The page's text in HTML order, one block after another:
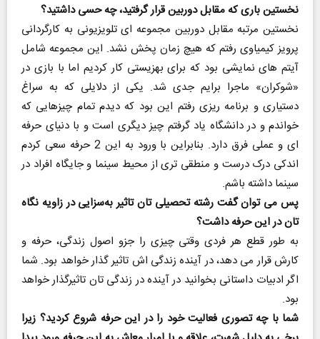
نخستین باری که مقابل دوربین قرار گرفتید، چه حسی داشتید؟
نخستین مرتبه مقابل دوربین مجموعه ای تلویزیونی به کارگردانی
پرویز کیمیاوی رفتم که هیچ زمان پخش نشد. این مجموعه شامل
آیتم های نمایشی بود که برای بهزیستی کار کردیم اما با بازی در
«شوکران» ماجرا برایم جدی شد. یکی از دلایلی که به سراغ
دستیاری و برنامه ریزی رفتم این بود که دیدم تمام چیزهایی که
خواندم و در دانشگاه یاد گرفتم چیز دیگری است و با دنیای حرفه
ای و عملی فرق دارد. بنابراین با ورود به این 2 حرفه سعی کردم
اندکی درک درست و منطقی تری از محیط سینما و جایگاه افراد در
سینما داشته باشم.
پس می توان گفت رشته تحصیلی تان تاثیر به‌سزایی در زاویه نگاه
تان در این حرفه داشت؟
به طور قطع هر فردی وقتی چیزی را جزو اصول زندگی، حرفه و
کارش قرار می دهد، در آینده زندگی اش تاثیر گذار خواهد بود. شما
اگر ادبیات داستانی بخوانید در آینده در زندگی تان تاثیرگذار خواهد
بود.
شما با چه تصوری فعالیت خود را در این حرفه شروع کردید؟ زیرا